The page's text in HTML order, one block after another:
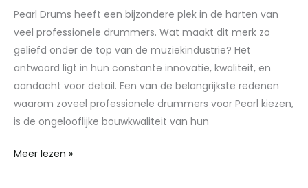
Pearl Drums heeft een bijzondere plek in de harten van
veel professionele drummers. Wat maakt dit merk zo
geliefd onder de top van de muziekindustrie? Het
antwoord ligt in hun constante innovatie, kwaliteit, en
aandacht voor detail. Een van de belangrijkste redenen
waarom zoveel professionele drummers voor Pearl kiezen,
is de ongelooflijke bouwkwaliteit van hun
Zijn
onder
Professionele
Drummers
Meer lezen »